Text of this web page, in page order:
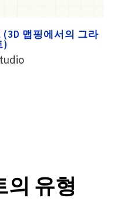
맵핑에서의 그라
)
의 유형